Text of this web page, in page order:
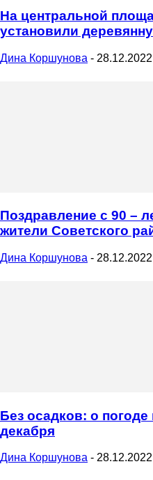
На центральной
установили
Дина Коршунова - 28.12.2022
Поздравление с 90 –
жители Советского
Дина Коршунова - 28.12.2022
Без осадков: о
декабря
Дина Коршунова - 28.12.2022